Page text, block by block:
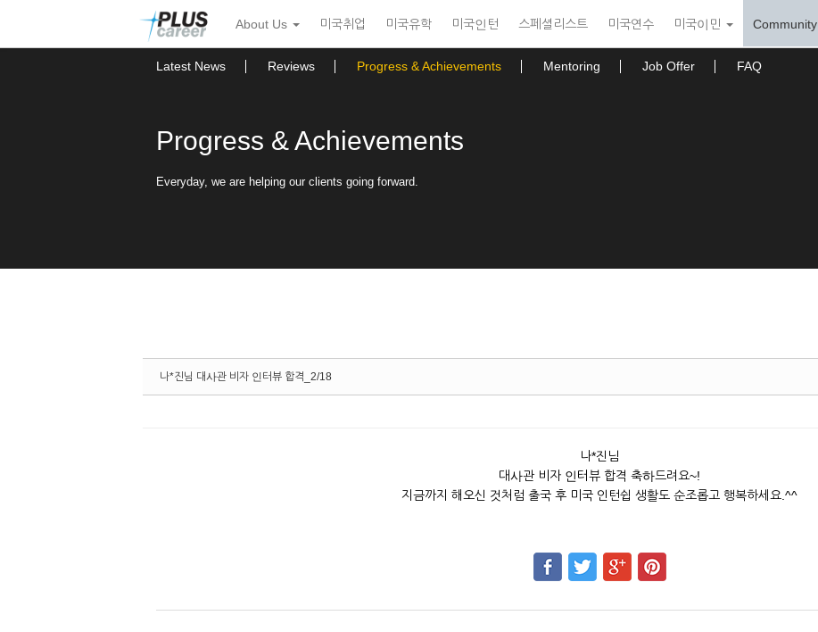
뉴
토
About Us 미국취업 미국유학 미국인턴 스페셜리스트 미국연수 미국이민 Community
Latest News Reviews Progress & Achievements Mentoring Job Offer FAQ
Progress & Achievements
Everyday, we are helping our clients going forward.
나*진님 대사관 비자 인터뷰 합격_2/18
나*진님
대사관 비자 인터뷰 합격 축하드려요~!
지금까지 해오신 것처럼 출국 후 미국 인턴쉽 생활도 순조롭고 행복하세요.^^